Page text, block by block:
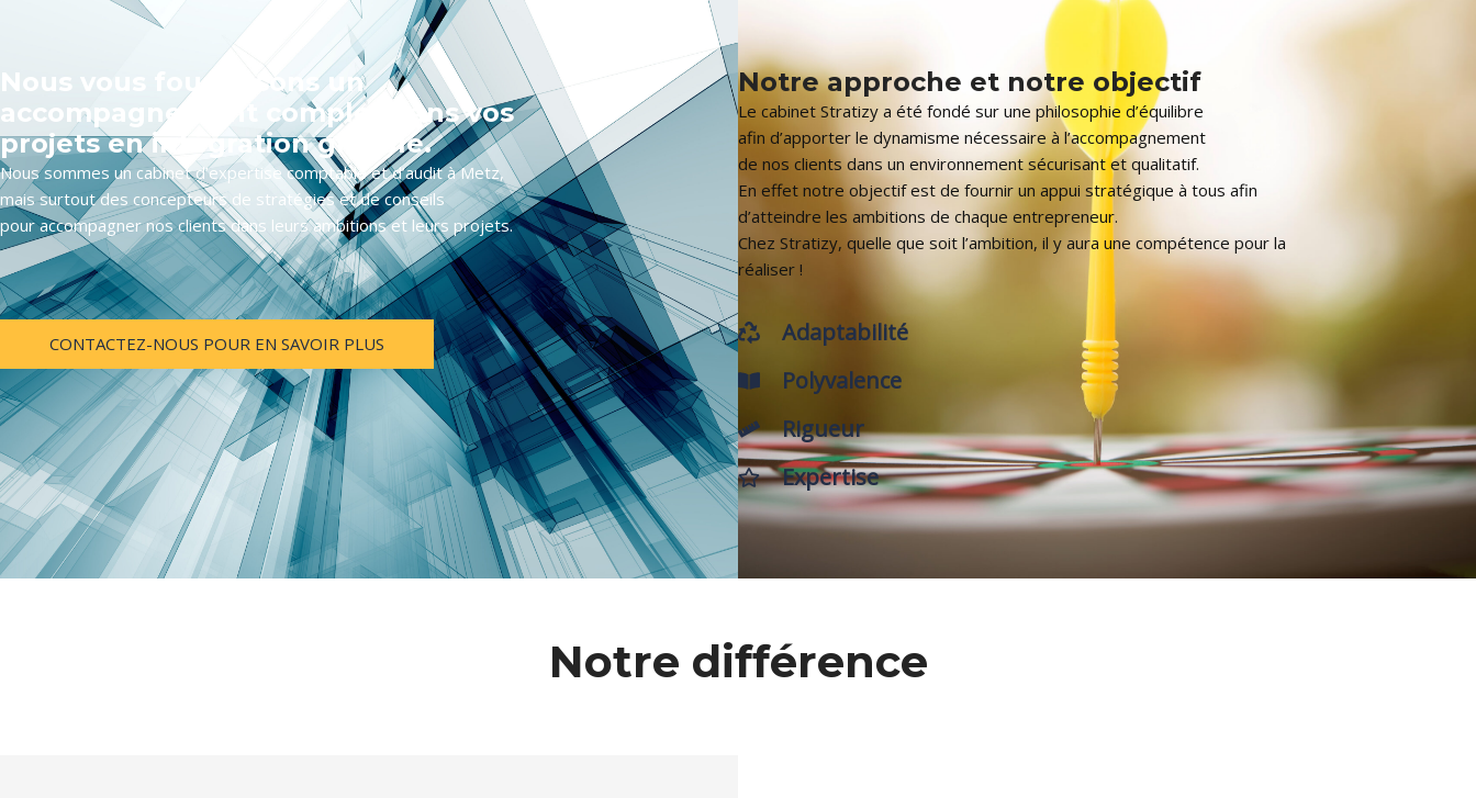
Nous vous fournissons un
accompagnement complet dans vos
projets en intégration globale.
Nous sommes un cabinet d’expertise comptable et d’audit à Metz,
mais surtout des concepteurs de stratégies et de conseils
pour accompagner nos clients dans leurs ambitions et leurs projets.
CONTACTEZ-NOUS POUR EN SAVOIR PLUS
Notre approche et notre objectif
Le cabinet Stratizy a été fondé sur une philosophie d’équilibre
afin d’apporter le dynamisme nécessaire à l’accompagnement
de nos clients dans un environnement sécurisant et qualitatif.
En effet notre objectif est de fournir un appui stratégique à tous afin
d’atteindre les ambitions de chaque entrepreneur.
Chez Stratizy, quelle que soit l’ambition, il y aura une compétence pour la
réaliser !
Adaptabilité
Polyvalence
Rigueur
Expertise
Notre différence